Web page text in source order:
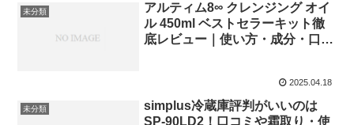
未分類
アルティム8∞ クレンジング オイ
ル 450ml ベストセラーキット徹
底レビュー｜使い方・成分・口コ
2025.04.18
未分類
simplus冷蔵庫評判がいいのは
SP-90LD2！口コミや霜取り・使